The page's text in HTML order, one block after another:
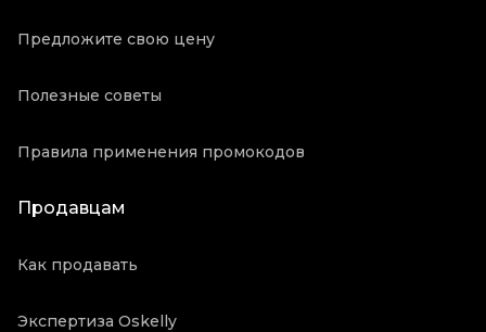
Предложите свою цену
Полезные советы
Правила применения промокодов
Продавцам
Как продавать
Экспертиза Oskelly